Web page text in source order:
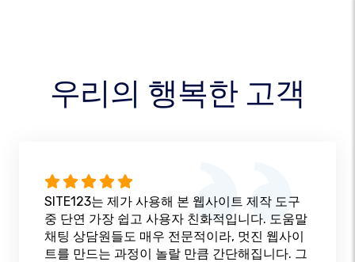
우리의 행복한 고객
SITE123는 제가 사용해 본 웹사이트 제작 도구
중 단연 가장 쉽고 사용자 친화적입니다. 도움말
채팅 상담원들도 매우 전문적이라, 멋진 웹사이
트를 만드는 과정이 놀랄 만큼 간단해집니다. 그